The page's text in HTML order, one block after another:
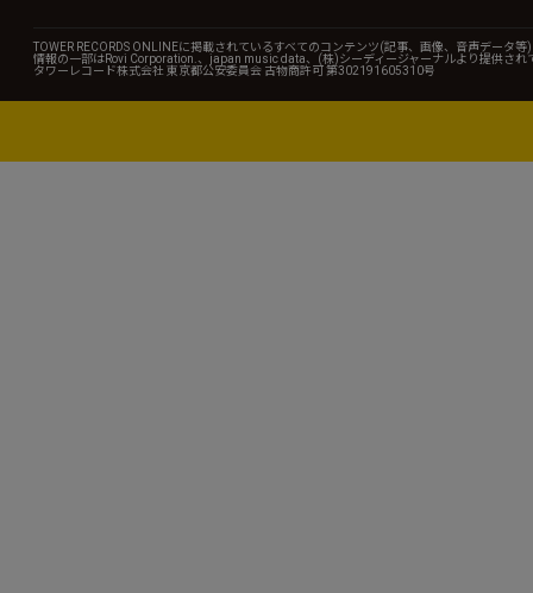
TOWER RECORDS ONLINEに掲載されているすべてのコンテンツ(記事、画像、音声データ
情報の一部はRovi Corporation.、japan music data、(株)シーディージャーナルより提供され
タワーレコード株式会社 東京都公安委員会 古物商許可 第302191605310号